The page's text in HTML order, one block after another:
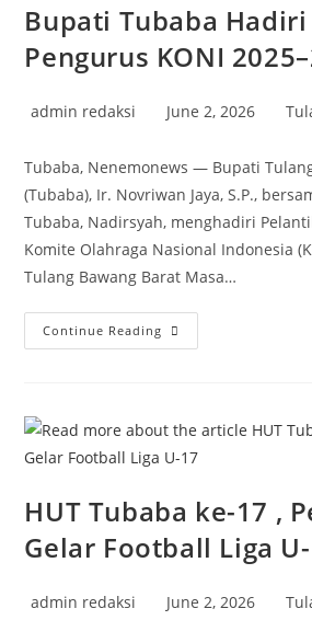
Bupati Tubaba
Pengurus KONI
Post
admin redaksi
Post
June 2, 2026
Post
Tubaba, Nenemonews — Bupati
(Tubaba), Ir. Novriwan Jaya, S.P.,
Tubaba, Nadirsyah, menghadiri
Komite Olahraga Nasional Indonesia
Tulang Bawang Barat Masa…
Continue Reading Bupati
Tubaba
2025–
2029
HUT Tubaba ke-17 ,
Gelar Football Liga
Post
admin redaksi
Post
June 2, 2026
Post